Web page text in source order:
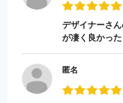
デザイナーさ
が凄く良かった
匿名